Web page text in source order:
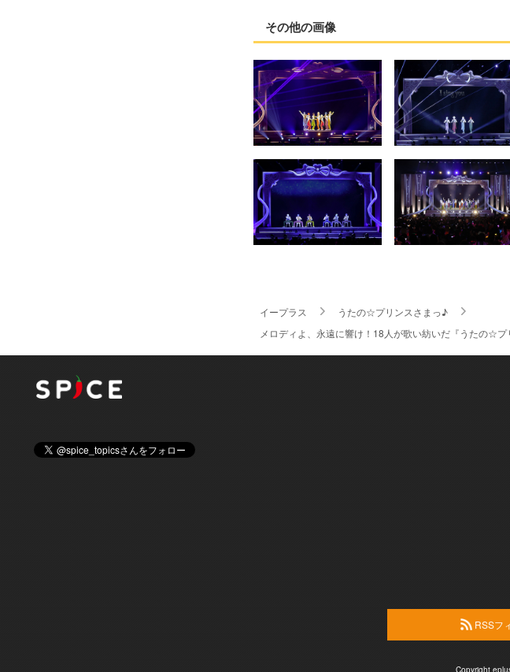
その他の画像
イープラス
うたの☆プリンスさまっ♪
メロディよ、永遠に響け！18人が歌い紡いだ『うたの☆
RSSフ
Copyright